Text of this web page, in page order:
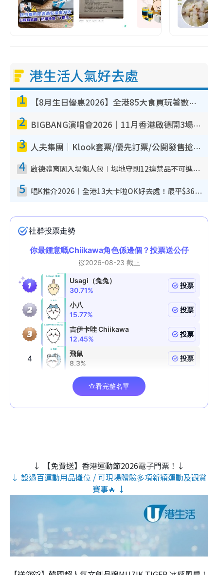
港生活人氣好去處
1 【8月生日優惠2026】全港85大食買玩著數攻略 自助餐/火鍋放題同行免費＋誠品/DONKI送現金券
2 BIGBANG演唱會2026｜11月香港啟德開3場！實名制VIP申請、優先購票攻略
3 人夫集團｜Klook套票/優先訂票/公開發售搶飛攻略！附票價.購票連結.場地座位表
4 啟德體育園入場懶人包︱場地守則12違禁品不可進場准帶細水樽但全場禁樽蓋！應援牌有限制！
5 唱K推介2026︱全港13大卡啦OK好去處！最平$36起 日文K都有！(附地址+收費詳情)
↓ 【免費送】香港運動節2026電子門票！↓
↓ 設過百運動用品攤位 / 可現場體驗多項新穎運動及觀賞
賽事🔥 ↓